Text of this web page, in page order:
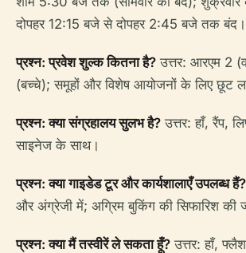
दोपहर 12:15 बजे से दोपहर 2:45 बजे तक बंद।
प्रश्न: प्रवेश शुल्क कितना है? उत्तर: आरएम 2
(बच्चे); समूहों और विशेष आयोजनों के लिए छूट
प्रश्न: क्या संग्रहालय सुलभ है? उत्तर: हाँ, रैंप,
साइनेज के साथ।
प्रश्न: क्या गाइडेड टूर और कार्यशालाएँ उपलब्ध हैं?
और अंग्रेजी में; अग्रिम बुकिंग की सिफारिश की
प्रश्न: क्या मैं तस्वीरें ले सकता हूँ? उत्तर: हाँ,